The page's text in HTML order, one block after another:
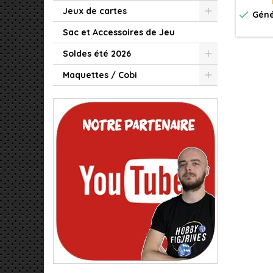
Jeux de cartes
Sac et Accessoires de Jeu
Soldes été 2026
Maquettes / Cobi
effet
